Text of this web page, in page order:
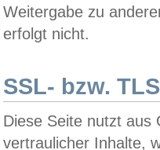
Weitergabe zu
erfolgt nicht.
SSL- bzw.
Diese Seite nutzt aus
vertraulicher Inhalte,